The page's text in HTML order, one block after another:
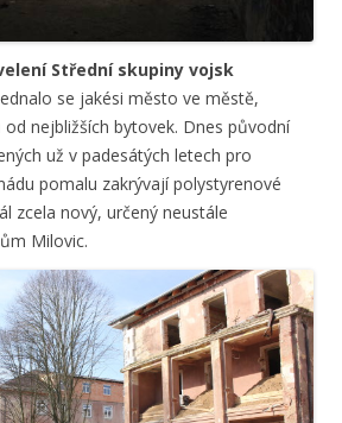
Střední skupiny vojsk
se jakési město ve městě,
nejbližších bytovek. Dnes původní
už v padesátých letech pro
pomalu zakrývají polystyrenové
zcela nový, určený neustále
Milovic.